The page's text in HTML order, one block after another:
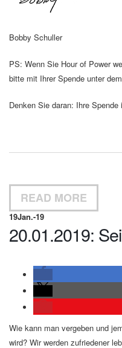
Bobby Schuller
PS: Wenn Sie Hour of Power
bitte mit Ihrer Spende unter
Denken Sie daran: Ihre
READ MORE
19Jan.-19
20.01.2019:
Wie kann man vergeben und
wird? Wir werden zufriedener